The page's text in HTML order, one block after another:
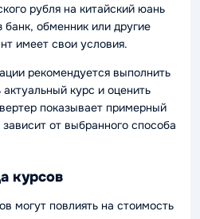
рубля на китайский юань
обменник или другие
имеет свои условия.
рекомендуется выполнить
курс и оценить
показывает примерный
от выбранного способа
курсов
могут повлиять на стоимость